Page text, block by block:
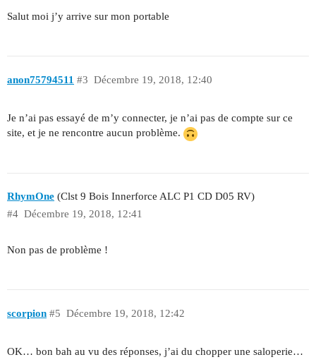
Salut moi j’y arrive sur mon portable
anon75794511 Décembre 19, 2018, 12:40
#3
Je n’ai pas essayé de m’y connecter, je n’ai pas de compte sur ce
site, et je ne rencontre aucun problème.
RhymOne (Clst 9 Bois Innerforce ALC P1 CD D05 RV)
Décembre 19, 2018, 12:41
#4
Non pas de problème !
scorpion Décembre 19, 2018, 12:42
#5
OK… bon bah au vu des réponses, j’ai du chopper une saloperie…